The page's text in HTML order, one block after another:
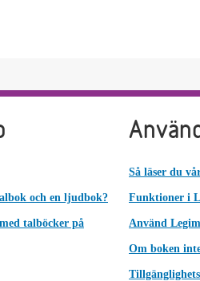
och en ljudbok?
talböcker på
Så läser du
Funktioner i
Använd
Om boken